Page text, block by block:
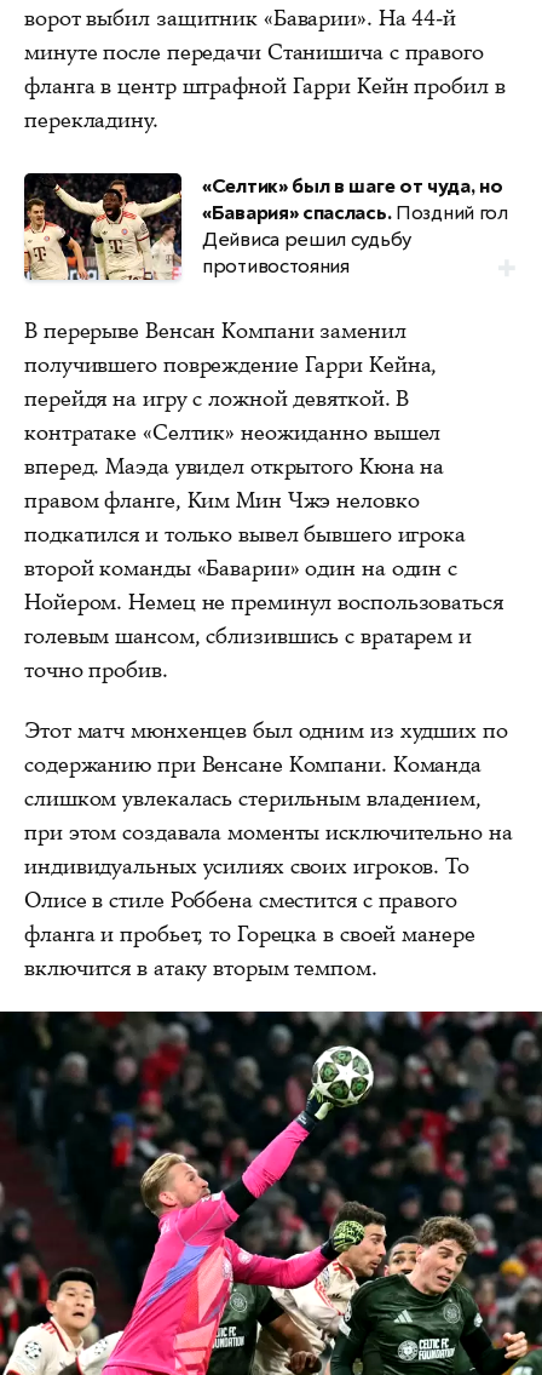
ворот выбил защитник «Баварии». На 44-й
минуте после передачи Станишича с правого
фланга в центр штрафной Гарри Кейн пробил в
перекладину.
«Селтик» был в шаге от чуда, но
«Бавария» спаслась.Поздний гол
Дейвиса решил судьбу
противостояния
В перерыве Венсан Компани заменил
получившего повреждение Гарри Кейна,
перейдя на игру с ложной девяткой. В
контратаке «Селтик» неожиданно вышел
вперед. Маэда увидел открытого Кюна на
правом фланге, Ким Мин Чжэ неловко
подкатился и только вывел бывшего игрока
второй команды «Баварии» один на один с
Нойером. Немец не преминул воспользоваться
голевым шансом, сблизившись с вратарем и
точно пробив.
Этот матч мюнхенцев был одним из худших по
содержанию при Венсане Компани. Команда
слишком увлекалась стерильным владением,
при этом создавала моменты исключительно на
индивидуальных усилиях своих игроков. То
Олисе в стиле Роббена сместится с правого
фланга и пробьет, то Горецка в своей манере
включится в атаку вторым темпом.